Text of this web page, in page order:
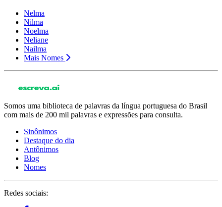
Nelma
Nilma
Noelma
Neliane
Nailma
Mais Nomes
Somos uma biblioteca de palavras da língua portuguesa do Brasil
com mais de 200 mil palavras e expressões para consulta.
Sinônimos
Destaque do dia
Antônimos
Blog
Nomes
Redes sociais: